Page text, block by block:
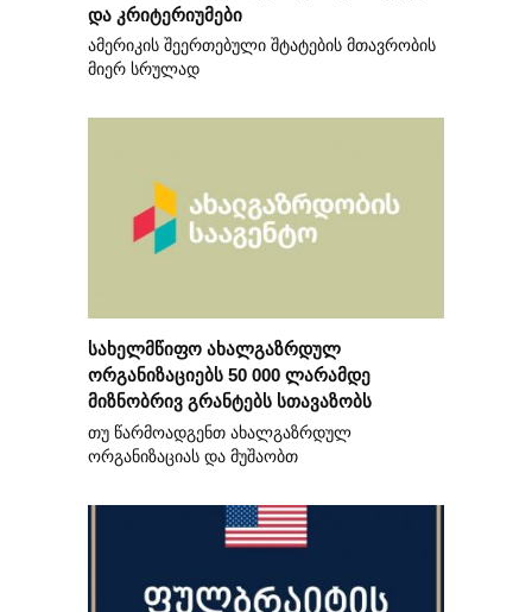
და კრიტერიუმები
ამერიკის შეერთებული შტატების მთავრობის
მიერ სრულად
სახელმწიფო ახალგაზრდულ
ორგანიზაციებს 50 000 ლარამდე
მიზნობრივ გრანტებს სთავაზობს
თუ წარმოადგენთ ახალგაზრდულ
ორგანიზაციას და მუშაობთ